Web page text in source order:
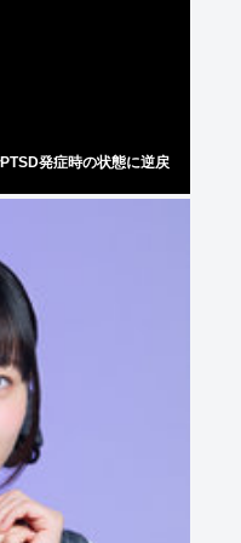
発症時の状態に逆戻